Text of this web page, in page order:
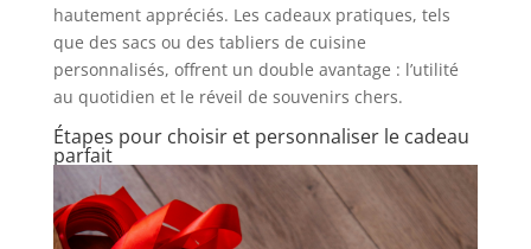
hautement appréciés. Les cadeaux pratiques, tels
que des sacs ou des tabliers de cuisine
personnalisés, offrent un double avantage : l’utilité
au quotidien et le réveil de souvenirs chers.
Étapes pour choisir et personnaliser le cadeau
parfait